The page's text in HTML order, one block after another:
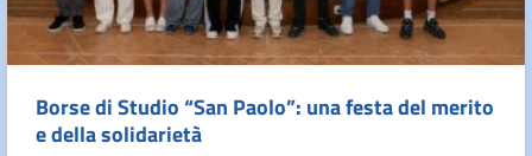
Borse di Studio “San Paolo”: una festa del merito
e della solidarietà